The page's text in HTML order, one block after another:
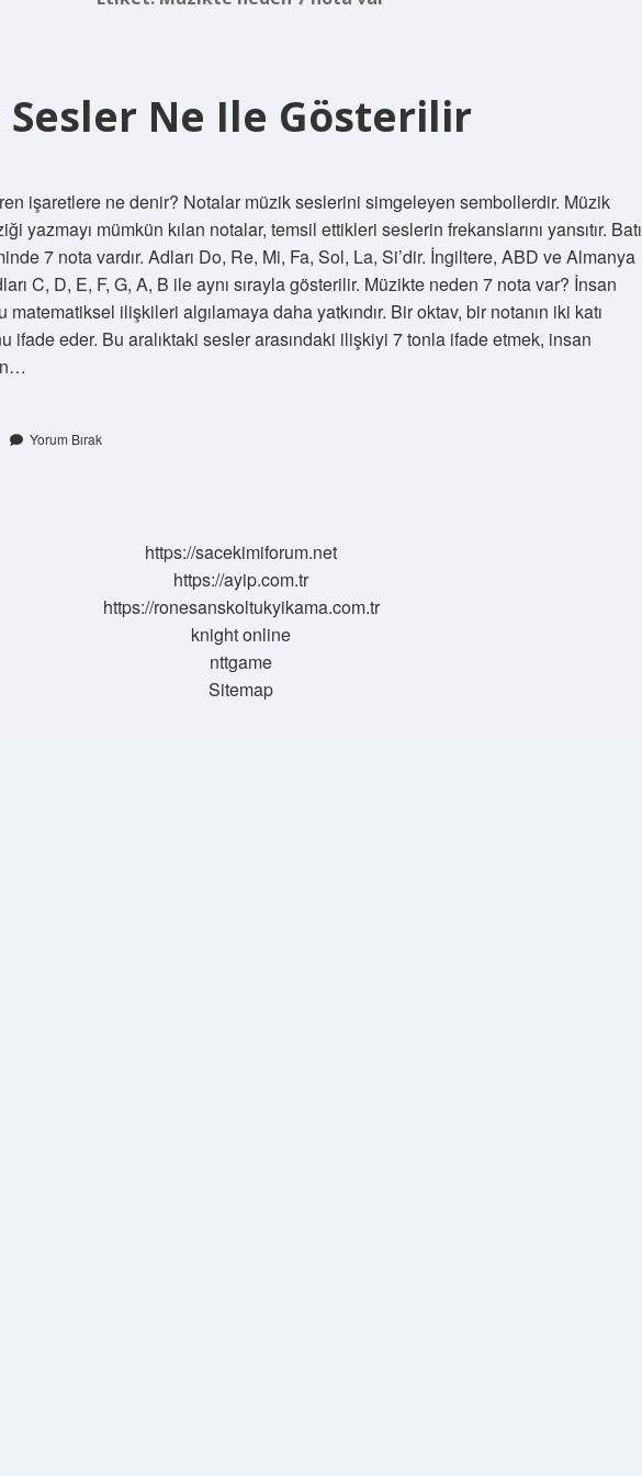
Ne Ile Gösterilir
işaretlere ne denir? Notalar müzik seslerini simgeleyen sembollerdir. Müzik
yazmayı mümkün kılan notalar, temsil ettikleri seslerin frekanslarını yansıtır. Batı
7 nota vardır. Adları Do, Re, Mi, Fa, Sol, La, Si’dir. İngiltere, ABD ve Almanya
C, D, E, F, G, A, B ile aynı sırayla gösterilir. Müzikte neden 7 nota var? İnsan
matematiksel ilişkileri algılamaya daha yatkındır. Bir oktav, bir notanın iki katı
ifade eder. Bu aralıktaki sesler arasındaki ilişkiyi 7 tonla ifade etmek, insan
Yorum Bırak
https://sacekimiforum.net
https://ayip.com.tr
https://ronesanskoltukyikama.com.tr
knight online
nttgame
Sitemap